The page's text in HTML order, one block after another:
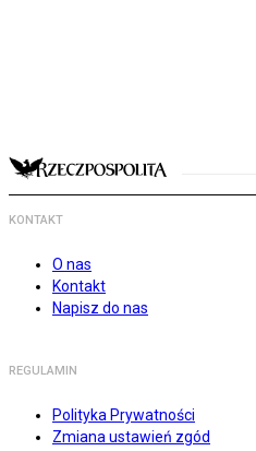
KONTAKT
O nas
Kontakt
Napisz do nas
REGULAMIN
Polityka Prywatności
Zmiana ustawień zgód